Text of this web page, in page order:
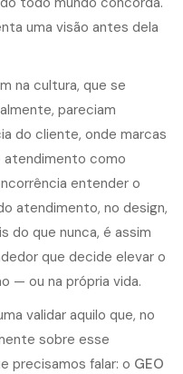
uma visão antes dela
na cultura, que se
pareciam
do cliente, onde marcas
atendimento como
entender o
atendimento, no design,
do que nunca, é assim
que decide elevar o
— ou na própria vida.
validar aquilo que, no
sobre esse
precisamos falar: o GEO